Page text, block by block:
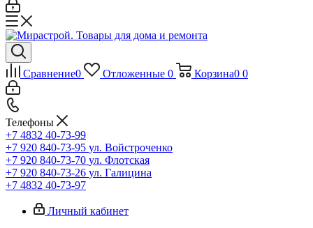
Сравнение0 Отложенные 0 Корзина0 0
Телефоны
+7 4832 40-73-99
+7 920 840-73-95 ул. Войстроченко
+7 920 840-73-70 ул. Флотская
+7 920 840-73-26 ул. Галицина
+7 4832 40-73-97
Личный кабинет